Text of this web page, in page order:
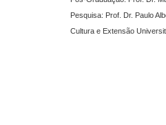
Pesquisa: Prof. Dr. Paulo
Cultura e Extensão